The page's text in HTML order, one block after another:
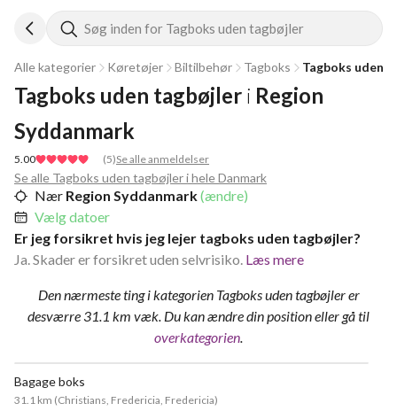
Søg inden for Tagboks uden tagbøjler
Alle kategorier Køretøjer Biltilbehør Tagboks Tagboks uden
5.00 (5)Se alle anmeldelser
Tagboks uden tagbøjler i Region
Syddanmark
Se alle Tagboks uden tagbøjler i hele Danmark
Nær Region Syddanmark(ændre)
Vælg datoer
Er jeg forsikret hvis jeg lejer tagboks uden tagbøjler?
Ja. Skader er forsikret uden selvrisiko. Læs mere
Den nærmeste ting i kategorien Tagboks uden tagbøjler er
desværre 31.1 km væk. Du kan ændre din positioneller gå til
overkategorien.
Bagage boks
31.1 km (Christians, Fredericia, Fredericia)